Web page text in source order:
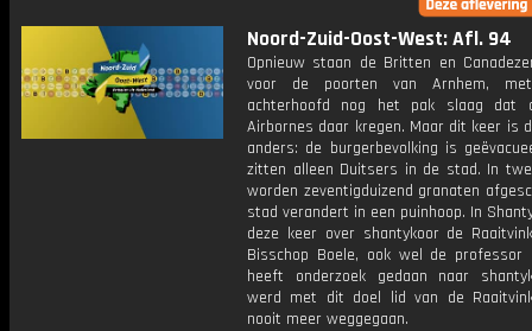
Noord-Zuid-Oost-West: Afl. 94
Opnieuw staan de Britten en
voor de poorten van Arnhem,
achterhoofd nog het pak slaag dat
Airbornes daar kregen. Maar dit keer is
anders: de burgerbevolking is
zitten alleen Duitsers in de stad. In
worden zeventigduizend granaten
stad verandert in een puinhoop. In
deze keer over shantykoor de
Bisschop Boele, ook wel de professor
heeft onderzoek gedaan naar
werd met dit doel lid van de
nooit meer weggegaan.